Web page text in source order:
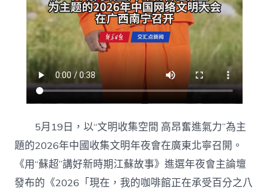
養
花
瓣
飄
落
的
處
所〉
中
5月19日，以“文明收集空間 高昂奮進氣力”為主
題的2026年中國收集文明年夜會在廣東北寧召開。
《用“蘇超”講好新時期江蘇故事》進選年夜會主論壇
發布的《2026「現在，我的咖啡館正在承受百分之八